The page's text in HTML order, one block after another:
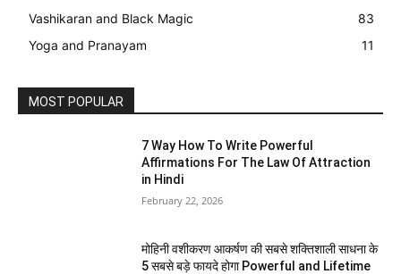
Vashikaran and Black Magic
83
Yoga and Pranayam
11
MOST POPULAR
7 Way How To Write Powerful
Affirmations For The Law Of Attraction
in Hindi
February 22, 2026
मोहिनी वशीकरण आकर्षण की सबसे शक्तिशाली साधना के
5 सबसे बड़े फायदे होगा Powerful and Lifetime